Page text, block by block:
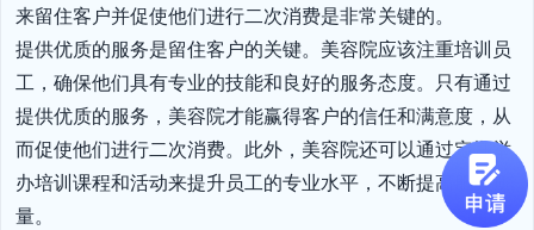
来留住客户并促使他们进行二次消费是非常关键的。
提供优质的服务是留住客户的关键。美容院应该注重培训员
工，确保他们具有专业的技能和良好的服务态度。只有通过
提供优质的服务，美容院才能赢得客户的信任和满意度，从
而促使他们进行二次消费。此外，美容院还可以通过定期举
办培训课程和活动来提升员工的专业水平，不断提高服务质
量。